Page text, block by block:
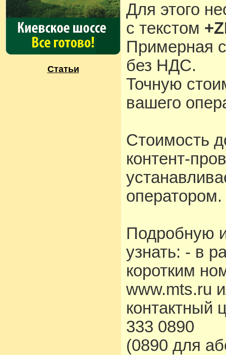
Статьи
Для этого
с текстом
Примерная
без НДС.
Точную
вашего
Стоимость
контент-
оператором.
Подробную
узнать: - в
коротким
www.mts.ru
контактный
333 0890
(0890 для